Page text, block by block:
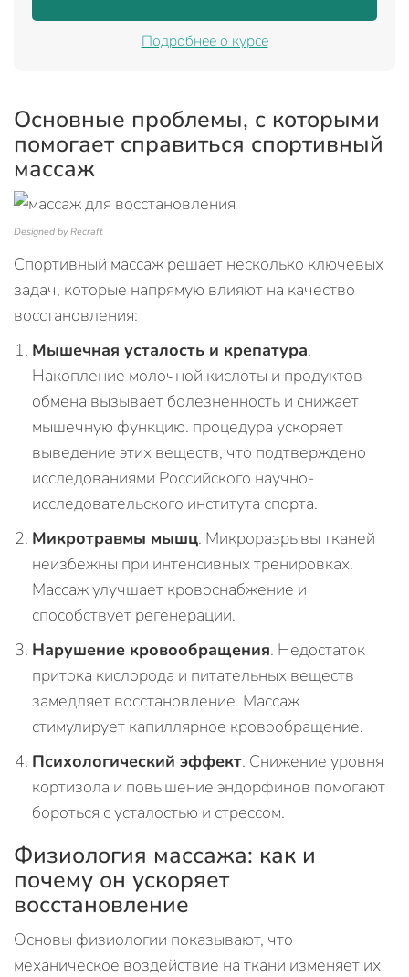
Подробнее о курсе
Основные проблемы, с которыми
помогает справиться спортивный
массаж
Designed by Recraft
Спортивный массаж решает несколько ключевых
задач, которые напрямую влияют на качество
восстановления:
Мышечная усталость и крепатура.
Накопление молочной кислоты и продуктов
обмена вызывает болезненность и снижает
мышечную функцию. процедура ускоряет
выведение этих веществ, что подтверждено
исследованиями Российского научно-
исследовательского института спорта.
Микротравмы мышц. Микроразрывы тканей
неизбежны при интенсивных тренировках.
Массаж улучшает кровоснабжение и
способствует регенерации.
Нарушение кровообращения. Недостаток
притока кислорода и питательных веществ
замедляет восстановление. Массаж
стимулирует капиллярное кровообращение.
Психологический эффект. Снижение уровня
кортизола и повышение эндорфинов помогают
бороться с усталостью и стрессом.
Физиология массажа: как и
почему он ускоряет
восстановление
Основы физиологии показывают, что
механическое воздействие на ткани изменяет их